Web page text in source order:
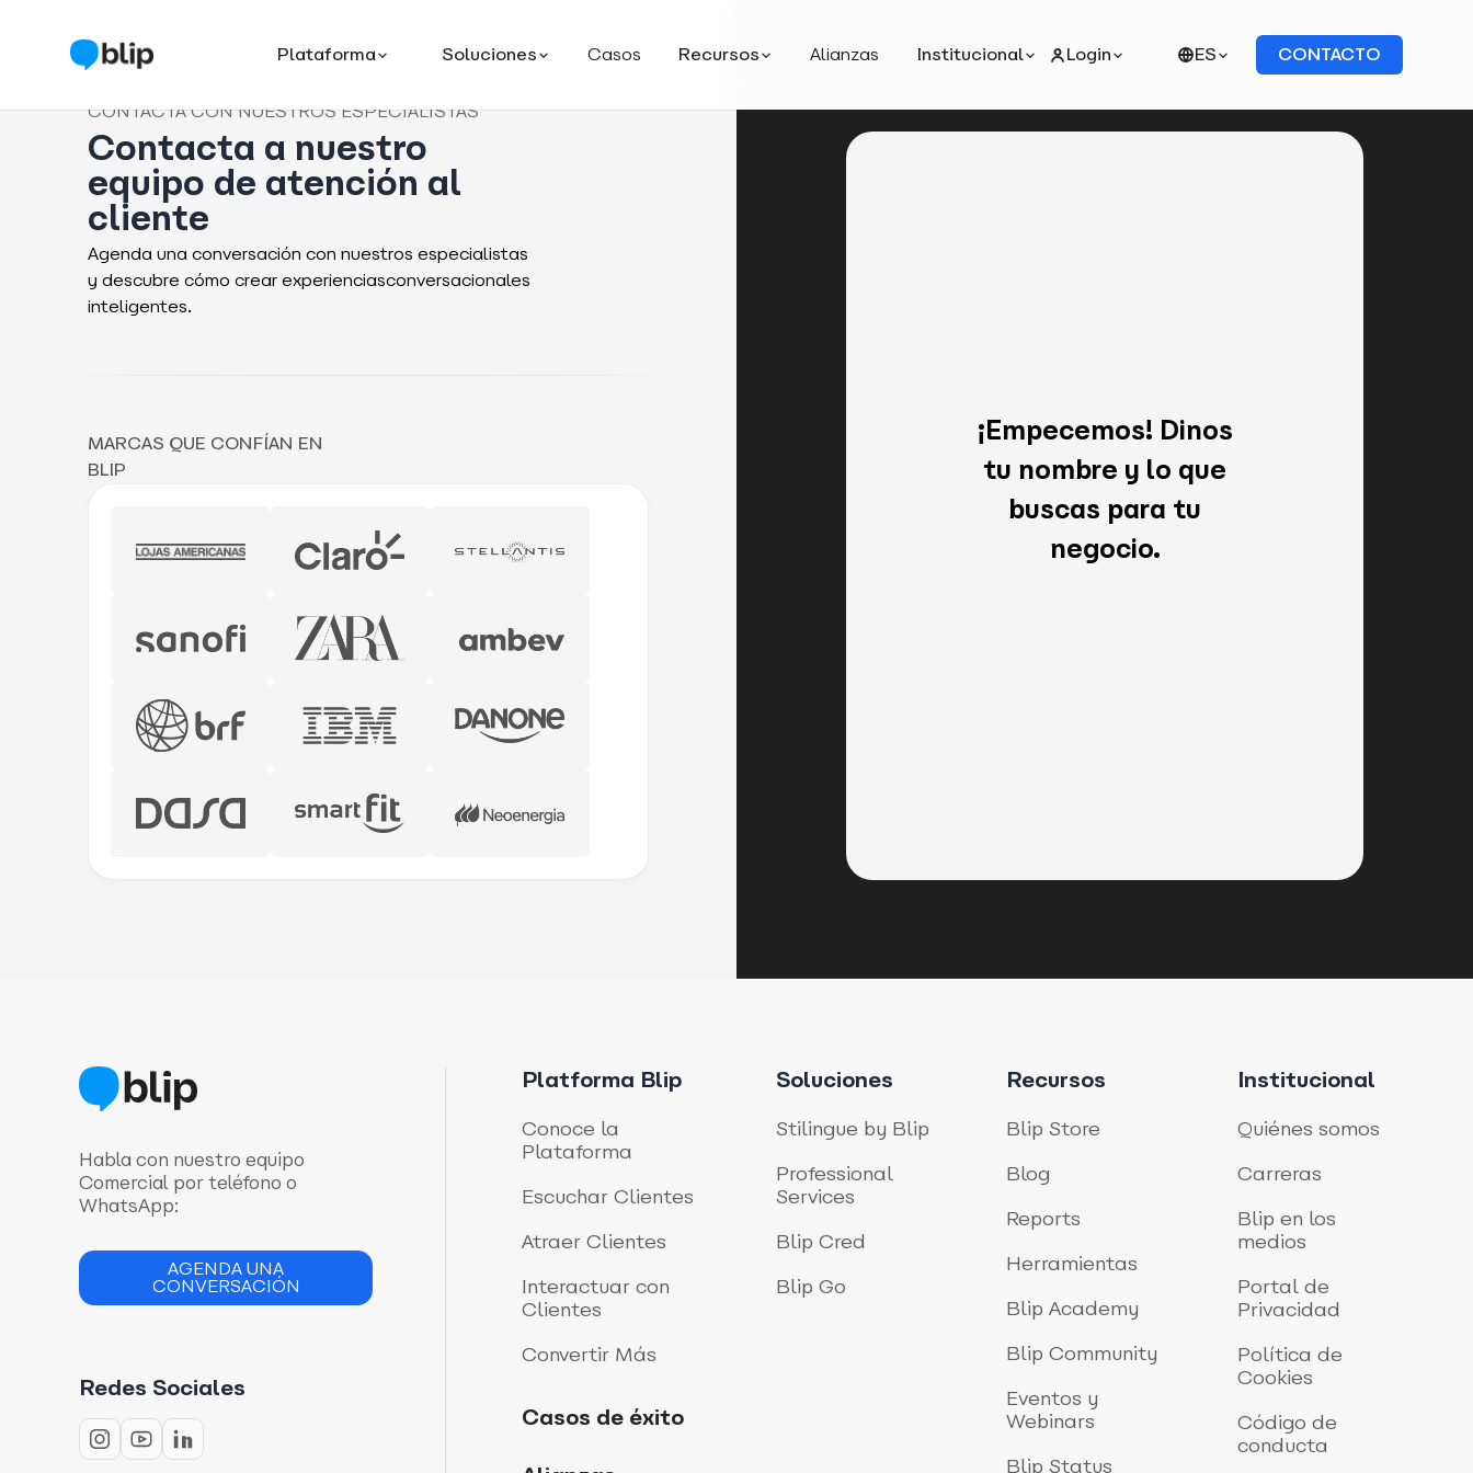
Plataforma Soluciones Casos Recursos Alianzas Institucional Login ES CONTACTO
CONTACTA CON NUESTROS ESPECIALISTAS
Contacta a nuestro
equipo de atención al
cliente
Agenda una conversación con nuestros especialistas
y descubre cómo crear experienciasconversacionales
inteligentes.
MARCAS QUE CONFÍAN EN
BLIP
¡Empecemos! Dinos
tu nombre y lo que
buscas para tu
negocio.
Habla con nuestro equipo
Comercial por teléfono o
WhatsApp:
AGENDA UNA
CONVERSACIÓN
Redes Sociales
Platforma Blip
Conoce la
Plataforma
Escuchar Clientes
Atraer Clientes
Interactuar con
Clientes
Convertir Más
Casos de éxito
Soluciones
Stilingue by Blip
Professional
Services
Blip Cred
Blip Go
Recursos
Blip Store
Blog
Reports
Herramientas
Blip Academy
Blip Community
Eventos y
Webinars
Blip Status
Institucional
Quiénes somos
Carreras
Blip en los
medios
Portal de
Privacidad
Política de
Cookies
Código de
conducta